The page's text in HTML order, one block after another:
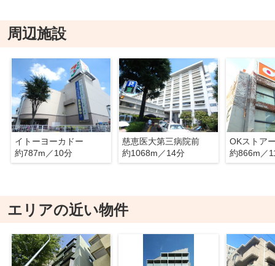
周辺施設
イトーヨーカドー
約787m／10分
慈恵医大第三病院前
約1068m／14分
OKストア
約866m／
エリアの近い物件